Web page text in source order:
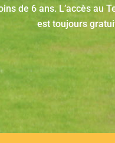
de 6 ans. L’accès au
est toujours